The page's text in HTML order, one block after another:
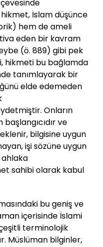
hikmet, İslam düşünce
hem de ameli
eden bir kavram
(ö. 889) gibi pek
hikmeti bu bağlamda
tanımlayarak bir
elde edemeden
Onların
ve
bilgisine uygun
işi sözüne uygun
sahibi olarak kabul
bu geniş ve
içerisinde İslami
terminolojik
Müslüman bilginler,